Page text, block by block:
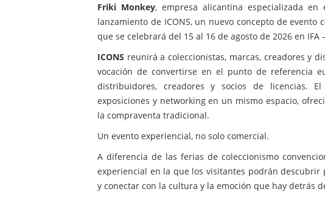
Friki Monkey, empresa alicantina especializada
lanzamiento de ICONS, un nuevo concepto de
que se celebrará del 15 al 16 de agosto de 2026 en
ICONS reunirá a coleccionistas, marcas, creadores y
vocación de convertirse en el punto de referencia
distribuidores, creadores y socios de licencias.
exposiciones y networking en un mismo espacio,
la compraventa tradicional.
Un evento experiencial, no solo comercial.
A diferencia de las ferias de coleccionismo
experiencial en la que los visitantes podrán descubrir
y conectar con la cultura y la emoción que hay detrás